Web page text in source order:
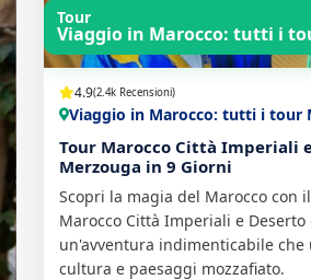
Tour
Viaggio in Marocco: tutti i
4.9(2.4k Recensioni)
Viaggio in Marocco: tutti i tour
Tour Marocco Città Imperiali
Merzouga in 9 Giorni
Scopri la magia del Marocco con
Marocco Città Imperiali e
un'avventura indimenticabile che
cultura e paesaggi mozzafiato.